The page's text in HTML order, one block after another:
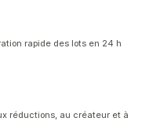
rapide des lots en 24 h
réductions, au créateur et à